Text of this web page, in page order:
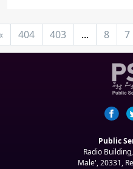
7
8
...
403
404
Public
Radio
Male', 20331,